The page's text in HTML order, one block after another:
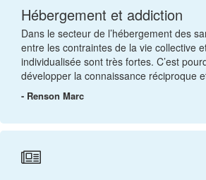
Hébergement et addiction
Dans le secteur de l’hébergement des
entre les contraintes de la vie collective
individualisée sont très fortes. C’est
développer la connaissance réciproque
- Renson Marc